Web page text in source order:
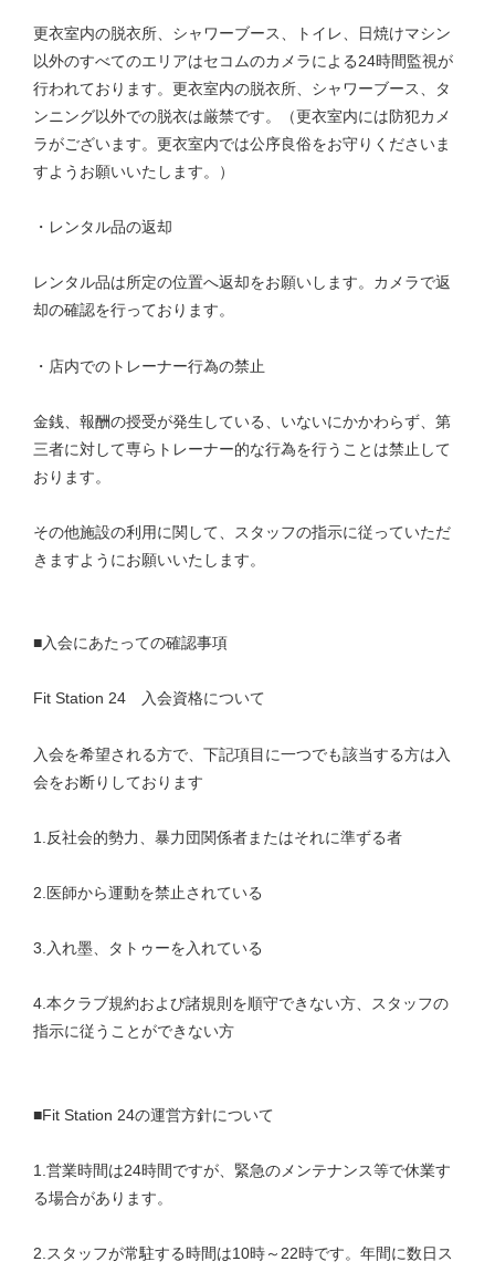
更衣室内の脱衣所、シャワーブース、トイレ、日焼けマシン
以外のすべてのエリアはセコムのカメラによる24時間監視が
行われております。更衣室内の脱衣所、シャワーブース、タ
ンニング以外での脱衣は厳禁です。（更衣室内には防犯カメ
ラがございます。更衣室内では公序良俗をお守りくださいま
すようお願いいたします。）
・レンタル品の返却
レンタル品は所定の位置へ返却をお願いします。カメラで返
却の確認を行っております。
・店内でのトレーナー行為の禁止
金銭、報酬の授受が発生している、いないにかかわらず、第
三者に対して専らトレーナー的な行為を行うことは禁止して
おります。
その他施設の利用に関して、スタッフの指示に従っていただ
きますようにお願いいたします。
■入会にあたっての確認事項
Fit Station 24 入会資格について
入会を希望される方で、下記項目に一つでも該当する方は入
会をお断りしております
1.反社会的勢力、暴力団関係者またはそれに準ずる者
2.医師から運動を禁止されている
3.入れ墨、タトゥーを入れている
4.本クラブ規約および諸規則を順守できない方、スタッフの
指示に従うことができない方
■Fit Station 24の運営方針について
1.営業時間は24時間ですが、緊急のメンテナンス等で休業す
る場合があります。
2.スタッフが常駐する時間は10時～22時です。年間に数日ス